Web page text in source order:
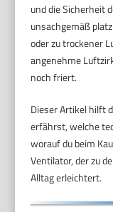
und die Sicherheit
unsachgemäß
oder zu trockener
angenehme
noch friert.
Dieser Artikel hilft
erfährst, welche
worauf du beim
Ventilator, der zu
Alltag erleichtert.